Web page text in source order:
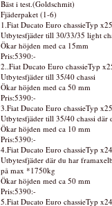
Bäst i test.(Goldschmit)
Fjäderpaket (1-6)
1.Fiat Ducato Euro chassieTyp
Utbytesfjäder till 30/33/35 light
Ökar höjden med ca 15mm
Pris:5390:-
2..Fiat Ducato Euro chassieTyp
Utbytesfjäder till 35/40 chassi
Ökar höjden med ca 50 mm
Pris:5390:-
3.Fiat Ducato Euro chassieTyp
Utbytesfjäder till 35/40 chassi
Ökar höjden med ca 10 mm
Pris:5390:-
4.Fiat Ducato Euro chassieTyp
Utbytesfjäder där du har
på max *1750kg
Ökar höjden med ca 50 mm
Pris:5390:-
5.Fiat Ducato Euro chassieTyp